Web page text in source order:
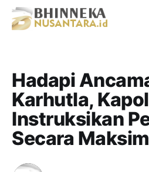
Hadapi
Karhutla,
Instruksikan
Secara